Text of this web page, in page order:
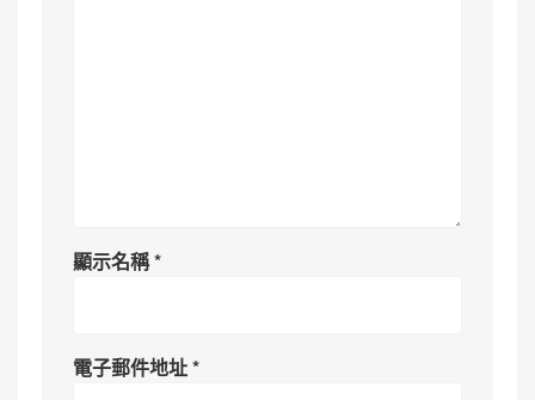
顯示名稱*
電子郵件地址*